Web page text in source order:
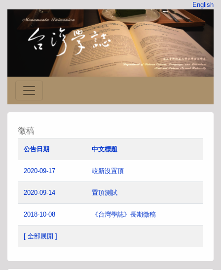
English
徵稿
公告日期 中文標題
2020-09-17 較新沒置頂
2020-09-14 置頂測試
2018-10-08 《台灣學誌》長期徵稿
[ 全部展開 ]